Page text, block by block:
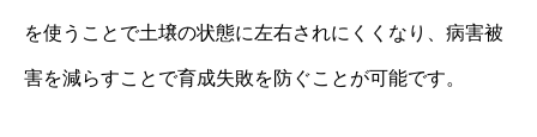
を使うことで土壌の状態に左右されにくくなり、病害被
害を減らすことで育成失敗を防ぐことが可能です。